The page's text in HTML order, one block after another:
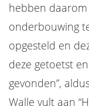
hebben
onderbouwing
opgesteld en
deze getoetst
gevonden”,
Walle vult aan